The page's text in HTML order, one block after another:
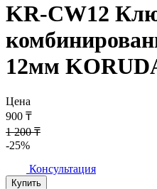
KR-CW12
12мм
Цена
900 ₸
1 200 ₸
-25%
Консультация
Купить